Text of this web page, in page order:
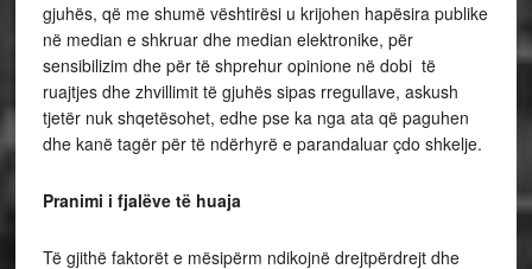
gjuhës, që me shumë vështirësi u krijohen hapësira publike
në median e shkruar dhe median elektronike, për
sensibilizim dhe për të shprehur opinione në dobi të
ruajtjes dhe zhvillimit të gjuhës sipas rregullave, askush
tjetër nuk shqetësohet, edhe pse ka nga ata që paguhen
dhe kanë tagër për të ndërhyrë e parandaluar çdo shkelje.
Pranimi i fjalëve të huaja
Të gjithë faktorët e mësipërm ndikojnë drejtpërdrejt dhe